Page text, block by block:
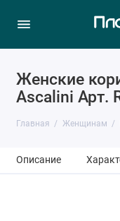
Женские
Ascalini Арт.
Главная Женщинам
Описание